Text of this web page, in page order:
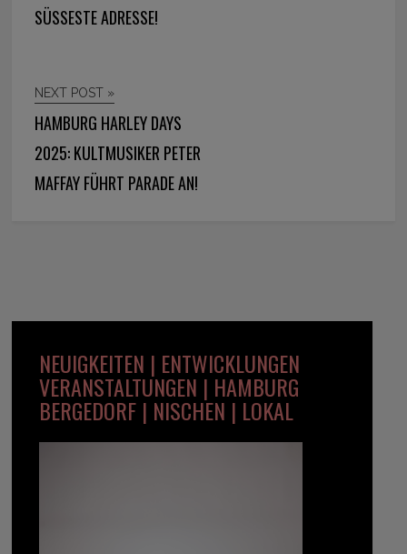
SÜSSESTE ADRESSE!
NEXT POST »
HAMBURG HARLEY DAYS
2025: KULTMUSIKER PETER
MAFFAY FÜHRT PARADE AN!
NEUIGKEITEN | ENTWICKLUNGEN
VERANSTALTUNGEN | HAMBURG
BERGEDORF | NISCHEN | LOKAL